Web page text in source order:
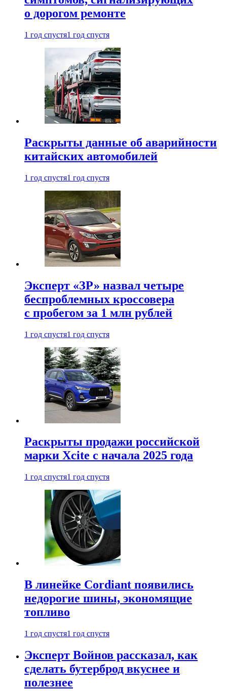
о дорогом ремонте
1 год спустя1 год спустя
Раскрыты данные об аварийности
китайских автомобилей
1 год спустя1 год спустя
Эксперт «ЗР» назвал четыре
беспроблемных кроссовера
с пробегом за 1 млн рублей
1 год спустя1 год спустя
Раскрыты продажи российской
марки Xcite с начала 2025 года
1 год спустя1 год спустя
В линейке Cordiant появились
недорогие шины, экономящие
топливо
1 год спустя1 год спустя
Эксперт Войнов рассказал, как
сделать бутерброд вкуснее и
полезнее